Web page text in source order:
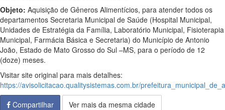
Objeto: Aquisição de Gêneros Alimentícios, para atender todos os
departamentos Secretaria Municipal de Saúde (Hospital Municipal,
Unidades de Estratégia da Família, Laboratório Municipal, Fisioterapia
Municipal, Farmácia Básica e Secretaria) do Município de Antonio
João, Estado de Mato Grosso do Sul –MS, para o período de 12
(doze) meses.
Visitar site original para mais detalhes:
https://avisolicitacao.qualitysistemas.com.br/
Compartilhar
Ver mais da mesma cidade